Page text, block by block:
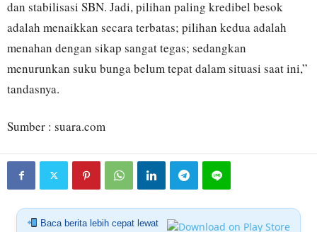
dan stabilisasi SBN. Jadi, pilihan paling kredibel besok
adalah menaikkan secara terbatas; pilihan kedua adalah
menahan dengan sikap sangat tegas; sedangkan
menurunkan suku bunga belum tepat dalam situasi saat ini,”
tandasnya.
Sumber : suara.com
Baca berita lebih cepat lewat